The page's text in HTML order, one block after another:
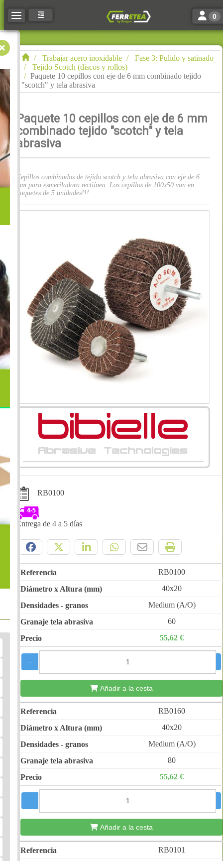
Toggle navigation Toggle
0
Trabajar acero inoxidable
Fase 3: Pulido y satinado
Tejido Scotch (discos y rollos)
Paquete 10 cepillos con eje de 6 mm combinado tejido
"scotch" y tela abrasiva
Paquete 10 cepillos con eje de 6 mm
combinado tejido "scotch" y tela
abrasiva
Cepillos combinados de tejido scotch y tela abrasiva con eje de 6
mm para esmeriladora rectiínea. Los cepillos de 100x50 van en
paquetes de 5 unidades!!!
RB0100
Entrega de 4 a 5 días
RB0100
40x20
Medium (A/O)
60
55,62 €
−
Añadir a la cesta
RB0160
40x20
Medium (A/O)
80
55,62 €
−
Añadir a la cesta
RB0101